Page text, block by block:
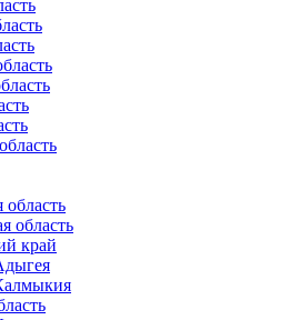
область
область
край